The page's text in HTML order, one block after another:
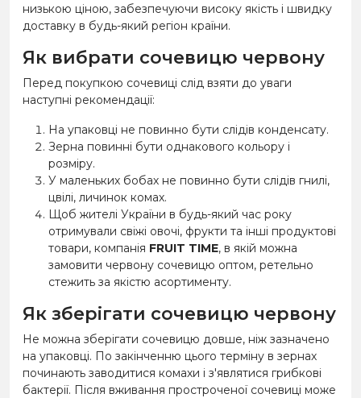
низькою ціною, забезпечуючи високу якість і швидку
доставку в будь-який регіон країни.
Як вибрати сочевицю червону
Перед покупкою сочевиці слід взяти до уваги
наступні рекомендації:
На упаковці не повинно бути слідів конденсату.
Зерна повинні бути однакового кольору і
розміру.
У маленьких бобах не повинно бути слідів гнилі,
цвілі, личинок комах.
Щоб жителі України в будь-який час року
отримували свіжі овочі, фрукти та інші продуктові
товари, компанія FRUIT TIME, в якій можна
замовити червону сочевицю оптом, ретельно
стежить за якістю асортименту.
Як зберігати сочевицю червону
Не можна зберігати сочевицю довше, ніж зазначено
на упаковці. По закінченню цього терміну в зернах
починають заводитися комахи і з'являтися грибкові
бактерії. Після вживання простроченої сочевиці може